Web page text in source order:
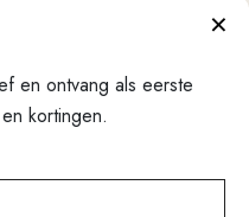
100 Ml
×
en ontvang als eerste
kortingen.